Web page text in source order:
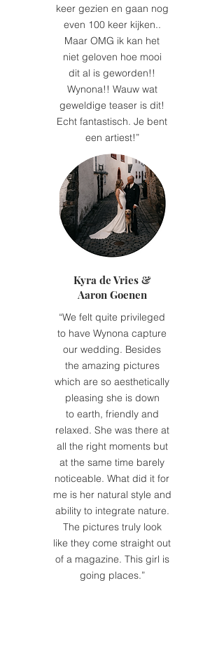
keer gezien en gaan nog
even 100 keer kijken..
Maar OMG ik kan het
niet geloven hoe mooi
dit al is geworden!!
Wynona!! Wauw wat
geweldige teaser is dit!
Echt fantastisch. Je bent
een artiest!”
Kyra de Vries &
Aaron Goenen
“We felt quite privileged
to have Wynona capture
our wedding. Besides
the amazing pictures
which are so aesthetically
pleasing she is down
to earth, friendly and
relaxed. She was there at
all the right moments but
at the same time barely
noticeable. What did it for
me is her natural style and
ability to integrate nature.
The pictures truly look
like they come straight out
of a magazine. This girl is
going places.”